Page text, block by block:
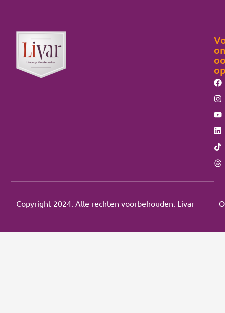
Copyright 2024. Alle rechten voorbehouden. Livar